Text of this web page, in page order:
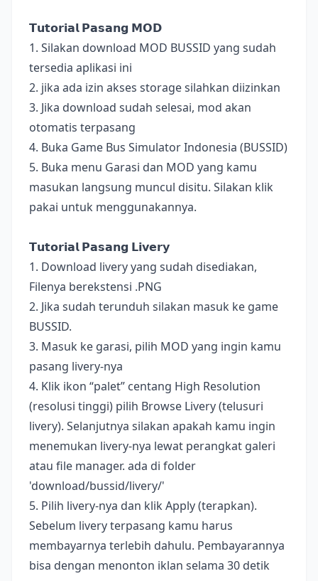
𝗧𝘂𝘁𝗼𝗿𝗶𝗮𝗹 𝗣𝗮𝘀𝗮𝗻𝗴 𝗠𝗢𝗗
1. Silakan download MOD BUSSID yang sudah
tersedia aplikasi ini
2. jika ada izin akses storage silahkan diizinkan
3. Jika download sudah selesai, mod akan
otomatis terpasang
4. Buka Game Bus Simulator Indonesia (BUSSID)
5. Buka menu Garasi dan MOD yang kamu
masukan langsung muncul disitu. Silakan klik
pakai untuk menggunakannya.
𝗧𝘂𝘁𝗼𝗿𝗶𝗮𝗹 𝗣𝗮𝘀𝗮𝗻𝗴 𝗟𝗶𝘃𝗲𝗿𝘆
1. Download livery yang sudah disediakan,
Filenya berekstensi .PNG
2. Jika sudah terunduh silakan masuk ke game
BUSSID.
3. Masuk ke garasi, pilih MOD yang ingin kamu
pasang livery-nya
4. Klik ikon “palet” centang High Resolution
(resolusi tinggi) pilih Browse Livery (telusuri
livery). Selanjutnya silakan apakah kamu ingin
menemukan livery-nya lewat perangkat galeri
atau file manager. ada di folder
'download/bussid/livery/'
5. Pilih livery-nya dan klik Apply (terapkan).
Sebelum livery terpasang kamu harus
membayarnya terlebih dahulu. Pembayarannya
bisa dengan menonton iklan selama 30 detik